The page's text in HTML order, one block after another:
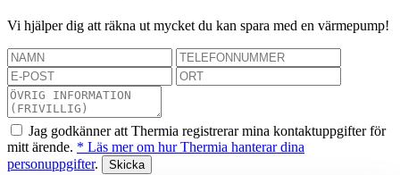
Vi hjälper dig att räkna ut mycket du kan spara med en värmepump!
Jag godkänner att Thermia registrerar mina kontaktuppgifter för
mitt ärende. * Läs mer om hur Thermia hanterar dina
personuppgifter.